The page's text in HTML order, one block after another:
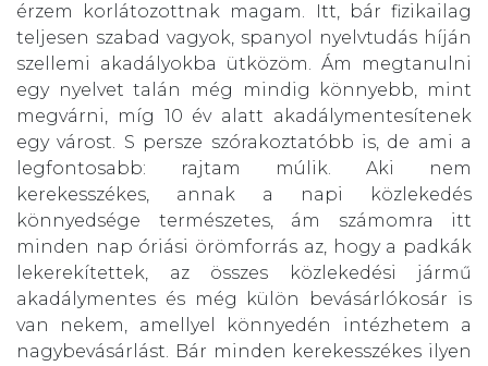
érzem korlátozottnak magam. Itt, bár fizikailag
teljesen szabad vagyok, spanyol nyelvtudás híján
szellemi akadályokba ütközöm. Ám megtanulni
egy nyelvet talán még mindig könnyebb, mint
megvárni, míg 10 év alatt akadálymentesítenek
egy várost. S persze szórakoztatóbb is, de ami a
legfontosabb: rajtam múlik. Aki nem
kerekesszékes, annak a napi közlekedés
könnyedsége természetes, ám számomra itt
minden nap óriási örömforrás az, hogy a padkák
lekerekítettek, az összes közlekedési jármű
akadálymentes és még külön bevásárlókosár is
van nekem, amellyel könnyedén intézhetem a
nagybevásárlást. Bár minden kerekesszékes ilyen